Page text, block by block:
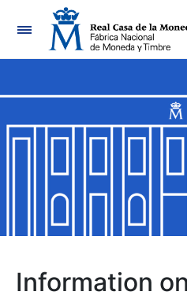
Navigation
Show/Hide
Show/Hide
Show/Hide
Information